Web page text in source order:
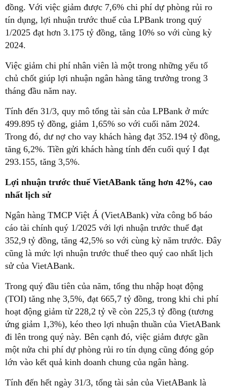
đồng. Với việc giảm được 7,6% chi phí dự phòng rủi ro
tín dụng, lợi nhuận trước thuế của LPBank trong quý
1/2025 đạt hơn 3.175 tỷ đồng, tăng 10% so với cùng kỳ
2024.
Việc giảm chi phí nhân viên là một trong những yếu tố
chủ chốt giúp lợi nhuận ngân hàng tăng trưởng trong 3
tháng đầu năm nay.
Tính đến 31/3, quy mô tổng tài sản của LPBank ở mức
499.895 tỷ đồng, giảm 1,65% so với cuối năm 2024.
Trong đó, dư nợ cho vay khách hàng đạt 352.194 tỷ đồng,
tăng 6,2%. Tiền gửi khách hàng tính đến cuối quý I đạt
293.155, tăng 3,5%.
Lợi nhuận trước thuế VietABank tăng hơn 42%, cao
nhất lịch sử
Ngân hàng TMCP Việt Á (VietABank) vừa công bố báo
cáo tài chính quý 1/2025 với lợi nhuận trước thuế đạt
352,9 tỷ đồng, tăng 42,5% so với cùng kỳ năm trước. Đây
cũng là mức lợi nhuận trước thuế theo quý cao nhất lịch
sử của VietABank.
Trong quý đầu tiên của năm, tổng thu nhập hoạt động
(TOI) tăng nhẹ 3,5%, đạt 665,7 tỷ đồng, trong khi chi phí
hoạt động giảm từ 228,2 tỷ về còn 225,3 tỷ đồng (tương
ứng giảm 1,3%), kéo theo lợi nhuận thuần của VietABank
đi lên trong quý này. Bên cạnh đó, việc giảm được gần
một nửa chi phí dự phòng rủi ro tín dụng cũng đóng góp
lớn vào kết quả kinh doanh chung của ngân hàng.
Tính đến hết ngày 31/3, tổng tài sản của VietABank là